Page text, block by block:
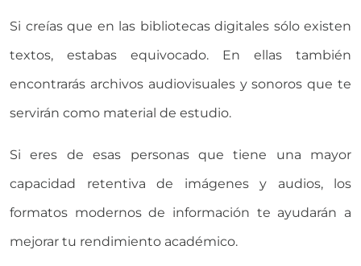
Si creías que en las bibliotecas digitales sólo existen
textos, estabas equivocado. En ellas también
encontrarás archivos audiovisuales y sonoros que te
servirán como material de estudio.
Si eres de esas personas que tiene una mayor
capacidad retentiva de imágenes y audios, los
formatos modernos de información te ayudarán a
mejorar tu rendimiento académico.